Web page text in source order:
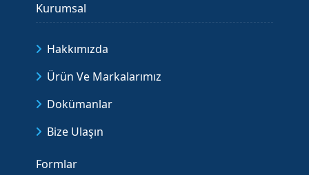
Kurumsal
Hakkımızda
Ürün Ve Markalarımız
Dokümanlar
Bize Ulaşın
Formlar